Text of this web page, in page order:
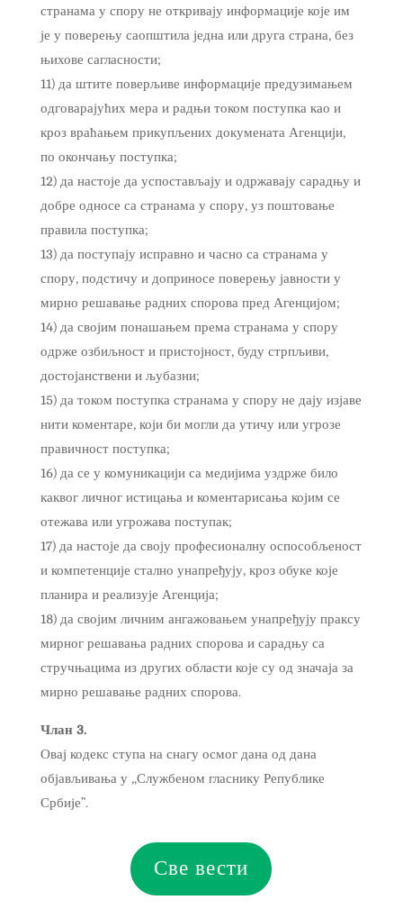
странама у спору не откривају информације које им
је у поверењу саопштила једна или друга страна, без
њихове сагласности;
11) да штите поверљиве информације предузимањем
одговарајућих мера и радњи током поступка као и
кроз враћањем прикупљених докумената Агенцији,
по окончању поступка;
12) да настоје да успостављају и одржавају сарадњу и
добре односе са странама у спору, уз поштовање
правила поступка;
13) да поступају исправно и часно са странама у
спору, подстичу и доприносе поверењу јавности у
мирно решавање радних спорова пред Агенцијом;
14) да својим понашањем према странама у спору
одрже озбиљност и пристојност, буду стрпљиви,
достојанствени и љубазни;
15) да током поступка странама у спору не дају изјаве
нити коментаре, који би могли да утичу или угрозе
правичност поступка;
16) да се у комуникацији са медијима уздрже било
каквог личног истицања и коментарисања којим се
отежава или угрожава поступак;
17) да настоје да своју професионалну оспособљеност
и компетенције стално унапређују, кроз обуке које
планира и реализује Агенција;
18) да својим личним ангажовањем унапређују праксу
мирног решавања радних спорова и сарадњу са
стручњацима из других области које су од значаја за
мирно решавање радних спорова.
Члан 3.
Овај кодекс ступа на снагу осмог дана од дана
објављивања у „Службеном гласнику Републике
Србије”.
Све вести